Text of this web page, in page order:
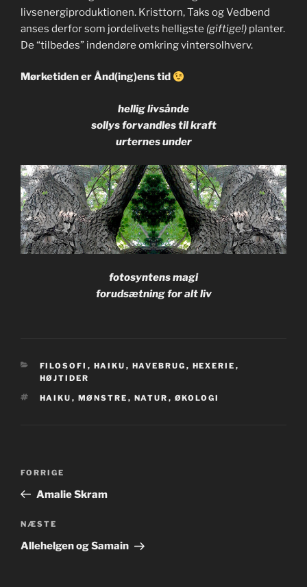
livsenergiproduktionen. Kristtorn, Taks og Vedbend
anses derfor som jordelivets helligste (giftige!) planter.
De “tilbedes” indendøre omkring vintersolhverv.
Mørketiden er Ånd(ing)ens tid
hellig livsånde
sollys forvandles til kraft
urternes under
fotosyntens magi
forudsætning for alt liv
KATEGORIER
FILOSOFI , HAIKU , HAVEBRUG , HEXERIE ,
HØJTIDER
TAGS
HAIKU , MØNSTRE , NATUR , ØKOLOGI
Forrige
indlæg
FORRIGE
Amalie Skram
Næste
indlæg
NÆSTE
Allehelgen og Samain